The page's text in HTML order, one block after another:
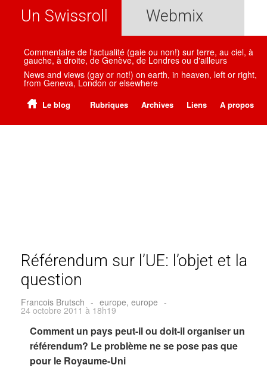
Un Swissroll Webmix
Commentaire de l'actualité (gaie ou non!) sur terre, au ciel, à
gauche, à droite, de Genève, de Londres ou d'ailleurs
News and views (gay or not!) on earth, in heaven, left or right,
from Geneva, London or elsewhere
Le blog Rubriques Archives Liens A propos
Référendum sur l’UE: l’objet et la
question
Francois Brutsch - europe, europe -
24 octobre 2011 à 18h19
Comment un pays peut-il ou doit-il organiser un
référendum? Le problème ne se pose pas que
pour le Royaume-Uni